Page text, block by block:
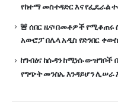
የከተማ መስተዳድር እና የፌዴራል
🚨 ሰበር ዜና፡ በመቶዎች
አውሮፓ በሌላ አዲስ የድንበር
ከግብፅና ከሱዳን ከሚነሱ ውዝግቦች
የግጭት መንስኤ እንዳይሆን ሊሠራ